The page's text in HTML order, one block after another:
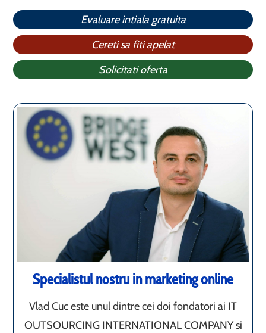
Evaluare intiala gratuita
Cereti sa fiti apelat
Solicitati oferta
Specialistul nostru in marketing online
Vlad Cuc este unul dintre cei doi fondatori ai IT
OUTSOURCING INTERNATIONAL COMPANY si